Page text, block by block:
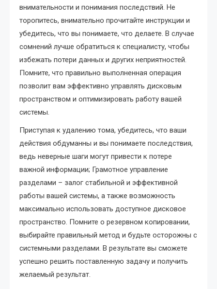
внимательности и понимания последствий. Не
торопитесь, внимательно прочитайте инструкции и
убедитесь, что вы понимаете, что делаете. В случае
сомнений лучше обратиться к специалисту, чтобы
избежать потери данных и других неприятностей.
Помните, что правильно выполненная операция
позволит вам эффективно управлять дисковым
пространством и оптимизировать работу вашей
системы.
Приступая к удалению тома, убедитесь, что ваши
действия обдуманны и вы понимаете последствия,
ведь неверные шаги могут привести к потере
важной информации; Грамотное управление
разделами – залог стабильной и эффективной
работы вашей системы, а также возможность
максимально использовать доступное дисковое
пространство. Помните о резервном копировании,
выбирайте правильный метод и будьте осторожны с
системными разделами. В результате вы сможете
успешно решить поставленную задачу и получить
желаемый результат.